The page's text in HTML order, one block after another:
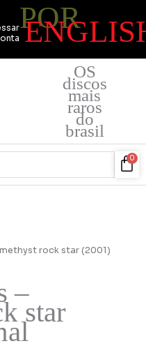
POR
OS
discos
mais
raros
do
brasil
0
rock star (2001)
–
star